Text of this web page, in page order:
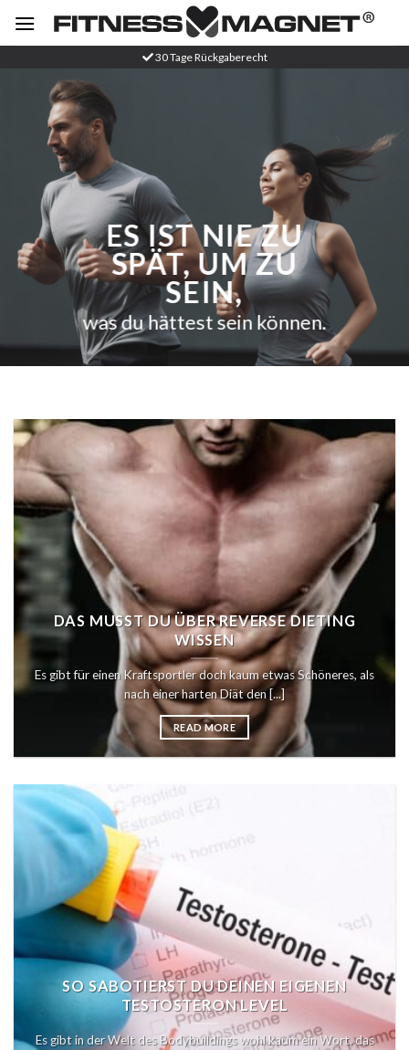
Inhalt
30 Tage Rückgaberecht
ES IST NIE ZU
SPÄT, UM ZU
SEIN,
was du hättest sein können.
DAS MUSST DU ÜBER REVERSE DIETING
WISSEN
Es gibt für einen Kraftsportler doch kaum etwas Schöneres, als
nach einer harten Diät den [...]
READ MORE
SO SABOTIERST DU DEINEN EIGENEN
TESTOSTERON LEVEL
Es gibt in der Welt des Bodybuildings wohl kaum ein Wort, das